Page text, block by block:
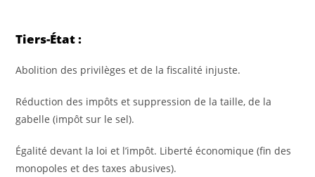
Tiers-État :
Abolition des privilèges et de la fiscalité injuste.
Réduction des impôts et suppression de la taille, de la
gabelle (impôt sur le sel).
Égalité devant la loi et l’impôt. Liberté économique (fin des
monopoles et des taxes abusives).